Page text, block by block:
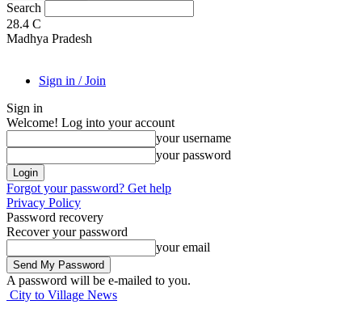
Search
28.4 C
Madhya Pradesh
Sign in / Join
Sign in
Welcome! Log into your account
your username
your password
Forgot your password? Get help
Privacy Policy
Password recovery
Recover your password
your email
A password will be e-mailed to you.
City to Village News